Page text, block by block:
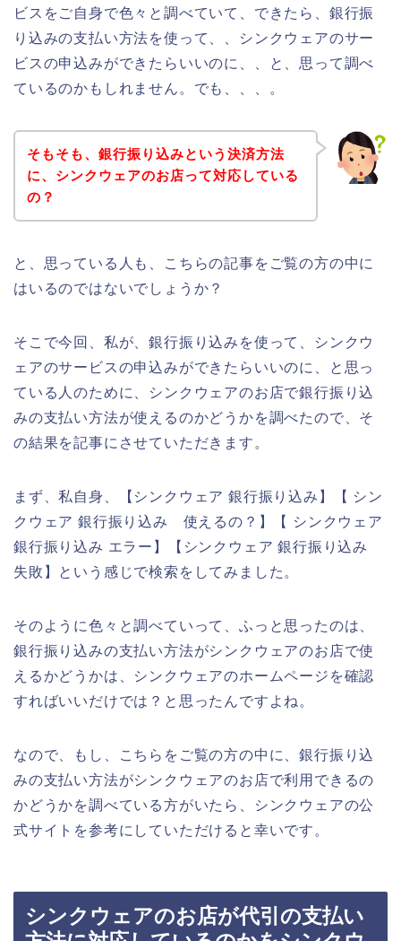
ビスをご自身で色々と調べていて、できたら、銀行振
り込みの支払い方法を使って、、シンクウェアのサー
ビスの申込みができたらいいのに、、と、思って調べ
ているのかもしれません。でも、、、。
そもそも、銀行振り込みという決済方法
に、シンクウェアのお店って対応している
の？
と、思っている人も、こちらの記事をご覧の方の中に
はいるのではないでしょうか？
そこで今回、私が、銀行振り込みを使って、シンクウ
ェアのサービスの申込みができたらいいのに、と思っ
ている人のために、シンクウェアのお店で銀行振り込
みの支払い方法が使えるのかどうかを調べたので、そ
の結果を記事にさせていただきます。
まず、私自身、【シンクウェア 銀行振り込み】【 シン
クウェア 銀行振り込み 使えるの？】【 シンクウェア
銀行振り込み エラー】【シンクウェア 銀行振り込み
失敗】という感じで検索をしてみました。
そのように色々と調べていって、ふっと思ったのは、
銀行振り込みの支払い方法がシンクウェアのお店で使
えるかどうかは、シンクウェアのホームページを確認
すればいいだけでは？と思ったんですよね。
なので、もし、こちらをご覧の方の中に、銀行振り込
みの支払い方法がシンクウェアのお店で利用できるの
かどうかを調べている方がいたら、シンクウェアの公
式サイトを参考にしていただけると幸いです。
シンクウェアのお店が代引の支払い